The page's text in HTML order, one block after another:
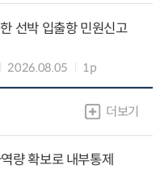
선박 입출항 민원신고
2026.08.05 1p
더보기
량 확보로 내부통제